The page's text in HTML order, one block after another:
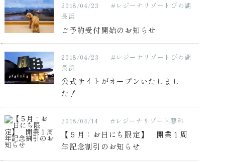
2018/04/23
#レジーナリゾートびわ湖
長浜
ご予約受付開始のお知らせ
2018/04/23
#レジーナリゾートびわ湖
長浜
公式サイトがオープンいたしまし
た！
2018/04/14 #レジーナリゾート蓼科
【５月：お日にち限定】 開業１周
年記念割引のお知らせ